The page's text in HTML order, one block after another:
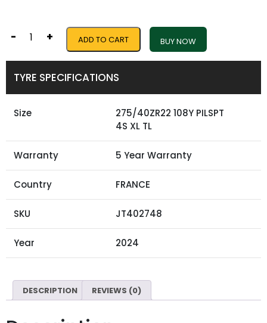
- + ADD TO CART BUY NOW
TYRE SPECIFICATIONS
Size
275/40ZR22 108Y PILSPT
4S XL TL
Warranty 5 Year Warranty
Country FRANCE
SKU JT402748
Year 2024
DESCRIPTION REVIEWS (0)